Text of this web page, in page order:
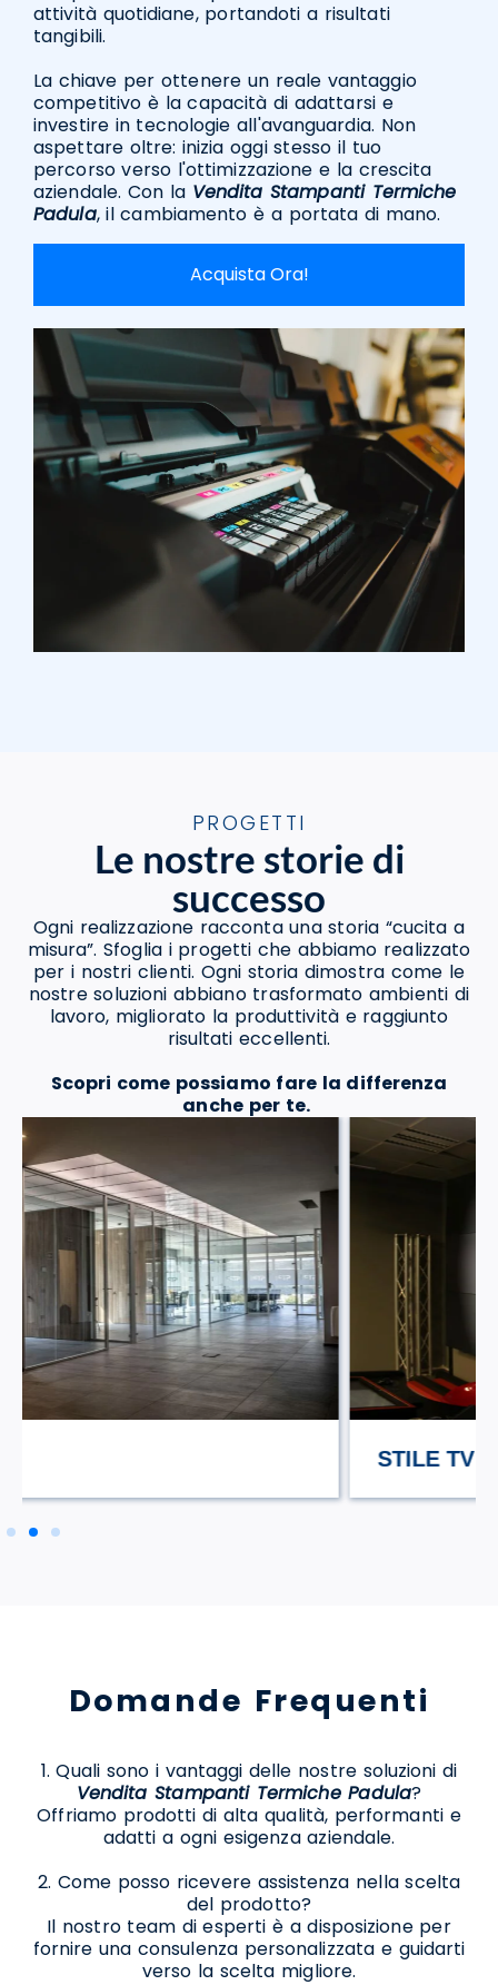
attività quotidiane, portandoti a risultati
tangibili.
La chiave per ottenere un reale vantaggio
competitivo è la capacità di adattarsi e
investire in tecnologie all'avanguardia. Non
aspettare oltre: inizia oggi stesso il tuo
percorso verso l'ottimizzazione e la crescita
aziendale. Con la Vendita Stampanti Termiche
Padula, il cambiamento è a portata di mano.
Acquista Ora!
PROGETTI
Le nostre storie di
successo
Ogni realizzazione racconta una storia “cucita a
misura”. Sfoglia i progetti che abbiamo realizzato
per i nostri clienti. Ogni storia dimostra come le
nostre soluzioni abbiano trasformato ambienti di
lavoro, migliorato la produttività e raggiunto
risultati eccellenti.
Scopri come possiamo fare la differenza
anche per te.
Domande Frequenti
1. Quali sono i vantaggi delle nostre soluzioni di
Vendita Stampanti Termiche Padula?
Offriamo prodotti di alta qualità, performanti e
adatti a ogni esigenza aziendale.
2. Come posso ricevere assistenza nella scelta
del prodotto?
Il nostro team di esperti è a disposizione per
fornire una consulenza personalizzata e guidarti
verso la scelta migliore.